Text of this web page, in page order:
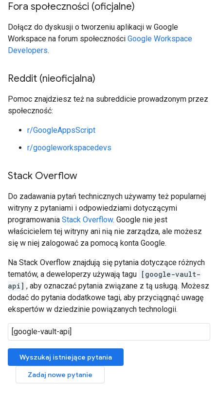
Fora społeczności (oficjalne)
Dołącz do dyskusji o tworzeniu aplikacji w Google
Workspace na forum społeczności Google Workspace
Developers.
Reddit (nieoficjalna)
Pomoc znajdziesz też na subreddicie prowadzonym przez
społeczność:
r/GoogleAppsScript
r/googleworkspacedevs
Stack Overflow
Do zadawania pytań technicznych używamy też popularnej
witryny z pytaniami i odpowiedziami dotyczącymi
programowania Stack Overflow. Google nie jest
właścicielem tej witryny ani nią nie zarządza, ale możesz
się w niej zalogować za pomocą konta Google.
Na Stack Overflow znajdują się pytania dotyczące różnych
tematów, a deweloperzy używają tagu [google-vault-
api] , aby oznaczać pytania związane z tą usługą. Możesz
dodać do pytania dodatkowe tagi, aby przyciągnąć uwagę
ekspertów w dziedzinie powiązanych technologii.
Wyszukaj istniejące pytania
Zadaj nowe pytanie